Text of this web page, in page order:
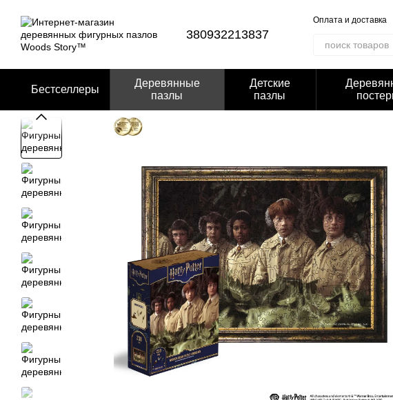
380932213837
Оплата и доставка
Блог
Бестселлеры
Деревянные
пазлы
Детские
пазлы